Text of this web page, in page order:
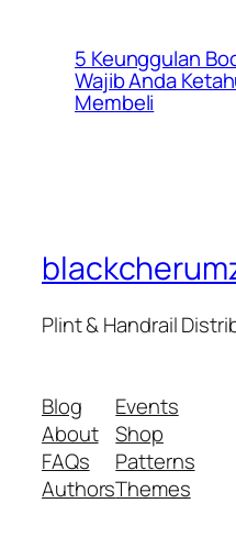
5 Keunggulan
Wajib Anda
Membeli
Plint & Handrail
Blog
About
FAQs
Authors
Events
Shop
Patterns
Themes